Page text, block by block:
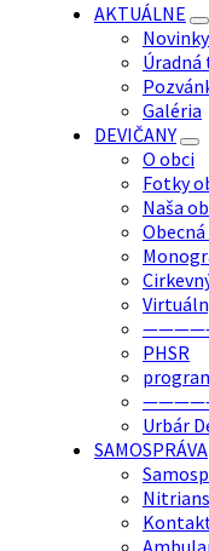
AKTUÁLNE
Novinky
Úradná
Galéria
DEVIČANY
O obci
Fotky
Naša
PHSR
Urbár
SAMOSPRÁVA